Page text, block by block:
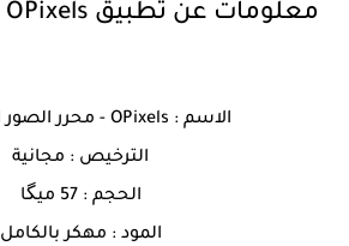
معلومات عن تطبيق OPixels مهكر للاندرويد
الاسم : OPixels - محرر الصور الإحترافي
الترخيص : مجانية
الحجم : 57 ميگا
المود : مهكر بالكامل